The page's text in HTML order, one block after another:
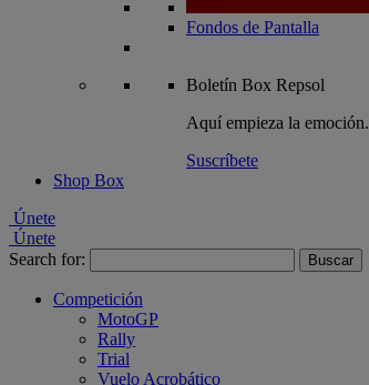
Fondos de Pantalla
Boletín Box Repsol
Aquí empieza la emoción.
Suscríbete
Shop Box
Únete
Únete
Search for:
Competición
MotoGP
Rally
Trial
Vuelo Acrobático